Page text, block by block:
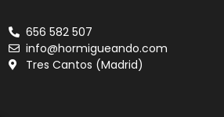
656 582 507
info@hormigueando.com
Tres Cantos (Madrid)